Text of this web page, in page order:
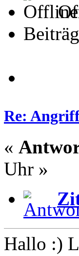
Re:
«
Uhr »
Hallo :)